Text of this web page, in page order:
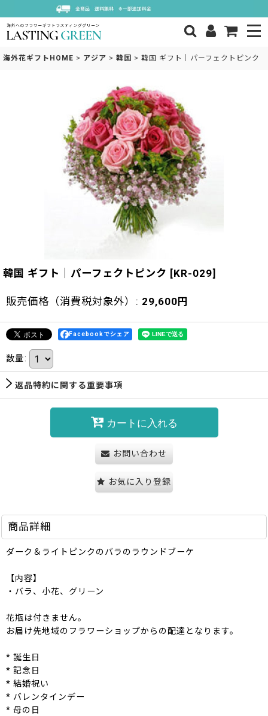
海外花ギフトHOME > アジア > 韓国 > 韓国 ギフト｜パーフェクトピンク
韓国 ギフト｜パーフェクトピンク [KR-029]
販売価格（消費税対象外） : 29,600 円
Facebookでシェア
数量:
返品特約に関する重要事項
カートに入れる
お問い合わせ
お気に入り登録
商品詳細
ダーク＆ライトピンクのバラのラウンドブーケ
【内容】
・バラ、小花、グリーン
花瓶は付きません。
お届け先地域のフラワーショップからの配達となります。
* 誕生日
* 記念日
* 結婚祝い
* バレンタインデー
* 母の日